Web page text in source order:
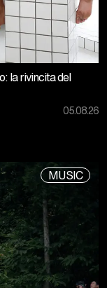
la rivincita del
05.08.26
MUSIC